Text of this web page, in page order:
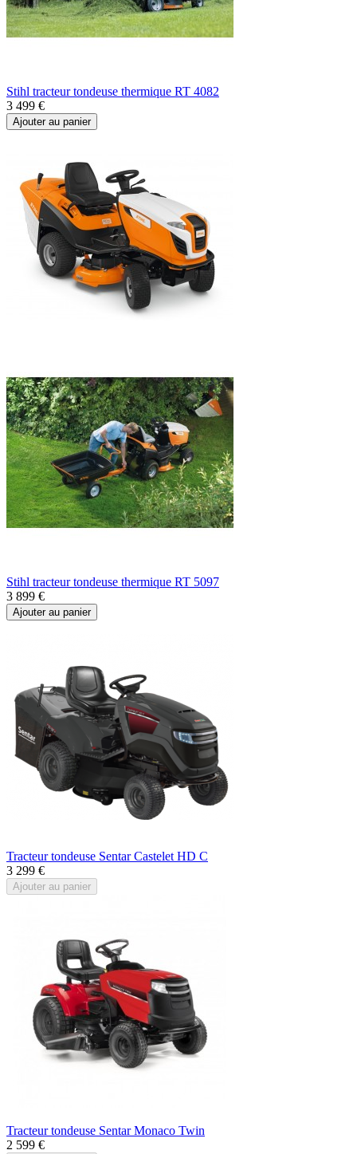
Stihl tracteur tondeuse thermique RT 4082
3 499 €
Ajouter au panier
Stihl tracteur tondeuse thermique RT 5097
3 899 €
Ajouter au panier
Tracteur tondeuse Sentar Castelet HD C
3 299 €
Ajouter au panier
Tracteur tondeuse Sentar Monaco Twin
2 599 €